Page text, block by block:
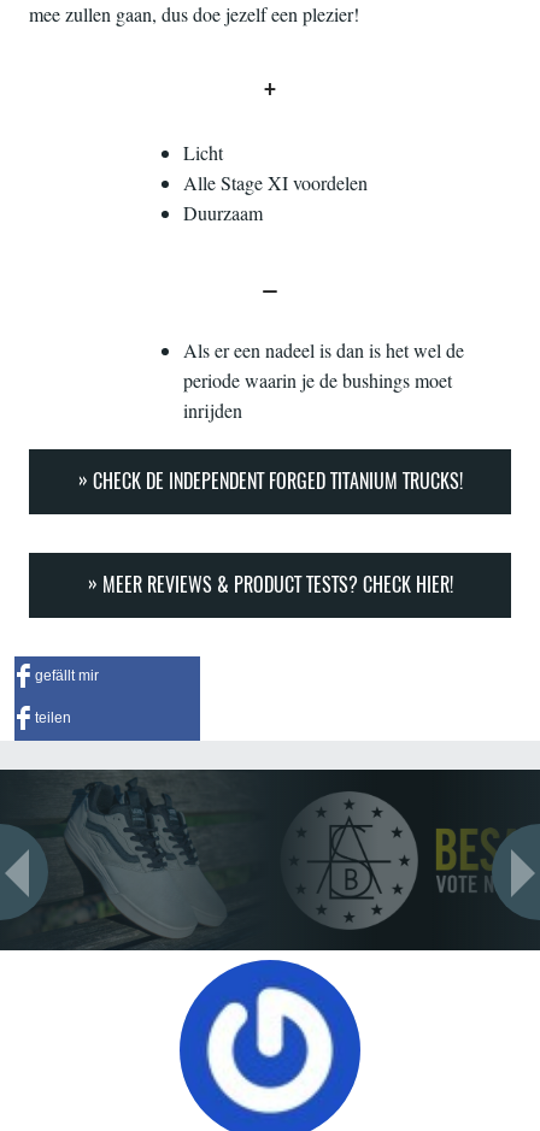
mee zullen gaan, dus doe jezelf een plezier!
+
Licht
Alle Stage XI voordelen
Duurzaam
–
Als er een nadeel is dan is het wel de
periode waarin je de bushings moet
inrijden
CHECK DE INDEPENDENT FORGED TITANIUM TRUCKS!
MEER REVIEWS & PRODUCT TESTS? CHECK HIER!
gefällt mir
teilen